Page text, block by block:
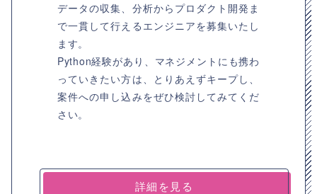
データの収集、分析からプロダクト開発ま
で一貫して行えるエンジニアを募集いたし
ます。
Python経験があり、マネジメントにも携わ
っていきたい方は、とりあえずキープし、
案件への申し込みをぜひ検討してみてくだ
さい。
詳細を見る